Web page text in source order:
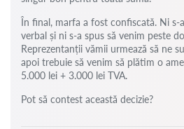
În final, marfa a fost confiscată. Ni s-
verbal și ni s-a spus să venim peste
Reprezentanții vămii urmează să ne
apoi trebuie să venim să plătim o
5.000 lei + 3.000 lei TVA.
Pot să contest această decizie?